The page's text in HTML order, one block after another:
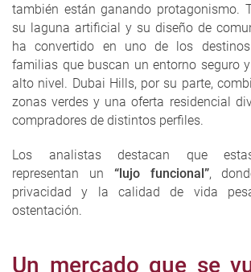
también están ganando protagonismo.
su laguna artificial y su diseño de
ha convertido en uno de los
familias que buscan un entorno seguro
alto nivel. Dubai Hills, por su parte,
zonas verdes y una oferta residencial
compradores de distintos perfiles.
Los analistas destacan que
representan un “lujo funcional”,
privacidad y la calidad de vida
ostentación.
Un mercado que se